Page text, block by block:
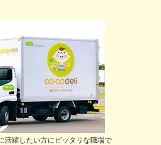
活躍したい方にピッタリな職場で